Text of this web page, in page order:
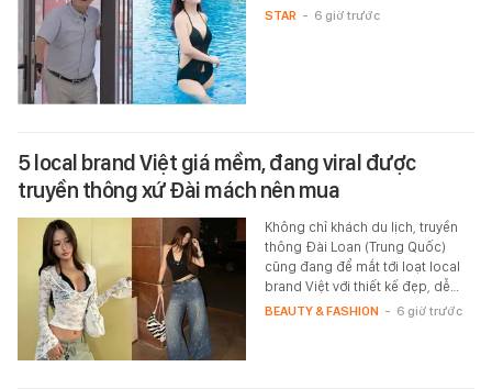
STAR - 6 giờ trước
5 local brand Việt giá mềm, đang viral được
truyền thông xứ Đài mách nên mua
Không chỉ khách du lịch, truyền
thông Đài Loan (Trung Quốc)
cũng đang để mắt tới loạt local
brand Việt với thiết kế đẹp, dễ…
BEAUTY & FASHION - 6 giờ trước